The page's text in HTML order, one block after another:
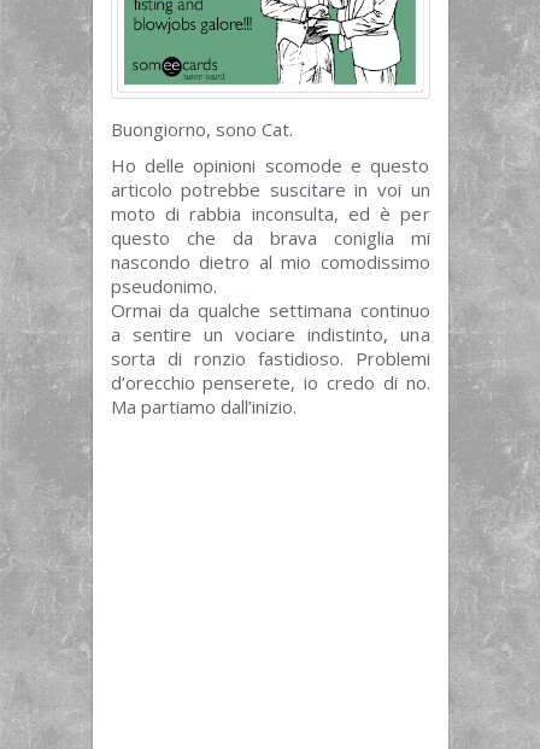
Buongiorno, sono Cat.
Ho delle opinioni scomode e questo
articolo potrebbe suscitare in voi un
moto di rabbia inconsulta, ed è per
questo che da brava coniglia mi
nascondo dietro al mio comodissimo
pseudonimo.
Ormai da qualche settimana continuo
a sentire un vociare indistinto, una
sorta di ronzio fastidioso. Problemi
d’orecchio penserete, io credo di no.
Ma partiamo dall’inizio.